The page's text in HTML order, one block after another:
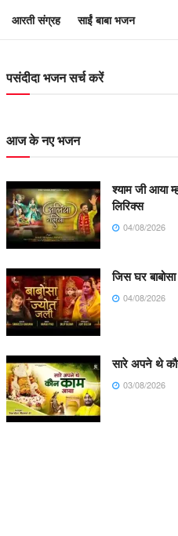
आरती संग्रह साईं बाबा भजन
पसंदीदा भजन सर्च करें
आज के नए भजन
श्याम जी आया
लिरिक्स
04/08/2026
जिस घर
04/08/2026
सारे अपने थे
03/08/2026